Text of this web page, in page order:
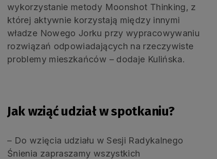
wykorzystanie metody Moonshot Thinking, z
której aktywnie korzystają między innymi
władze Nowego Jorku przy wypracowywaniu
rozwiązań odpowiadających na rzeczywiste
problemy mieszkańców – dodaje Kulińska.
Jak wziąć udział w spotkaniu?
– Do wzięcia udziału w Sesji Radykalnego
Śnienia zapraszamy wszystkich